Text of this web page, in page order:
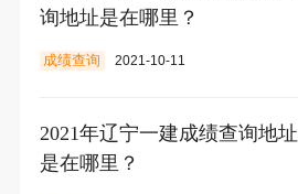
询地址是在哪里？
成绩查询 2021-10-11
2021年辽宁一建成绩查询地址
是在哪里？